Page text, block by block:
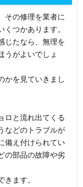
その修理を業者に
つかあります。
じたなら、無理を
うがよいでしょ
かを見ていきまし
ロと流れ出てくる
などのトラブルが
備え付けられてい
の部品の故障や劣
ます。